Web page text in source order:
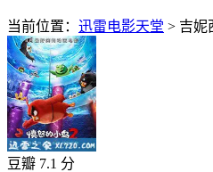
当前位置： 迅雷电影天堂 > 吉妮
豆瓣 7.1 分